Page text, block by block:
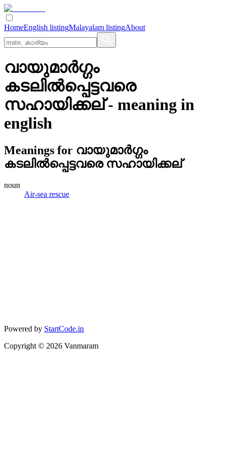
HomeEnglish listingMalayalam listingAbout
വായുമാര്‍ഗ്ഗം
കടലില്‍പ്പെട്ടവരെ
സഹായിക്കല്- meaning in
english
Meanings for വായുമാര്‍ഗ്ഗം
കടലില്‍പ്പെട്ടവരെ സഹായിക്കല്
noun
Air-sea rescue
Powered by StartCode.in
Copyright © 2026 Vanmaram